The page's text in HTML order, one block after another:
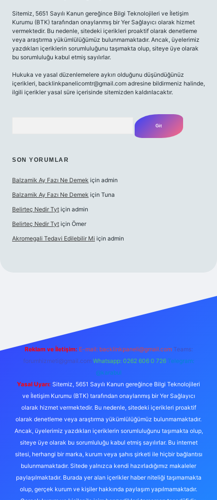
Sitemiz, 5651 Sayılı Kanun gereğince Bilgi Teknolojileri ve İletişim
Kurumu (BTK) tarafından onaylanmış bir Yer Sağlayıcı olarak hizmet
vermektedir. Bu nedenle, sitedeki içerikleri proaktif olarak denetleme
veya araştırma yükümlülüğümüz bulunmamaktadır. Ancak, üyelerimiz
yazdıkları içeriklerin sorumluluğunu taşımakta olup, siteye üye olarak
bu sorumluluğu kabul etmiş sayılırlar.
Hukuka ve yasal düzenlemelere aykırı olduğunu düşündüğünüz
içerikleri, backlinkpanelicomtr@gmail.com adresine bildirmeniz halinde,
ilgili içerikler yasal süre içerisinde sitemizden kaldırılacaktır.
SON YORUMLAR
Balzamik Ay Fazı Ne Demek için admin
Balzamik Ay Fazı Ne Demek için Tuna
Belirteç Nedir Tyt için admin
Belirteç Nedir Tyt için Ömer
Akromegali Tedavi Edilebilir Mi için admin
Reklam ve İletişim: E-mail: backlinkpaneli@gmail.com Teams:
forumhizmeti@gmail.com Whatsapp: 0262 606 0 726 Telegram:
@karabul
Yasal Uyarı: Sitemiz, 5651 Sayılı Kanun gereğince Bilgi Teknolojileri
ve İletişim Kurumu (BTK) tarafından onaylanmış bir Yer Sağlayıcı
olarak hizmet vermektedir. Bu nedenle, sitedeki içerikleri proaktif
olarak denetleme veya araştırma yükümlülüğümüz bulunmamaktadır.
Ancak, üyelerimiz yazdıkları içeriklerin sorumluluğunu taşımakta olup,
siteye üye olarak bu sorumluluğu kabul etmiş sayılırlar. Bu internet
sitesi, herhangi bir marka, kurum veya şahıs şirketi ile hiçbir bağlantısı
bulunmamaktadır. Sitede yalnızca kendi hazırladığımız makaleler
paylaşılmaktadır. Burada yer alan içerikler haber niteliği taşımamakta
olup, gerçek kurum ve kişiler hakkında paylaşım yapılmamaktadır.